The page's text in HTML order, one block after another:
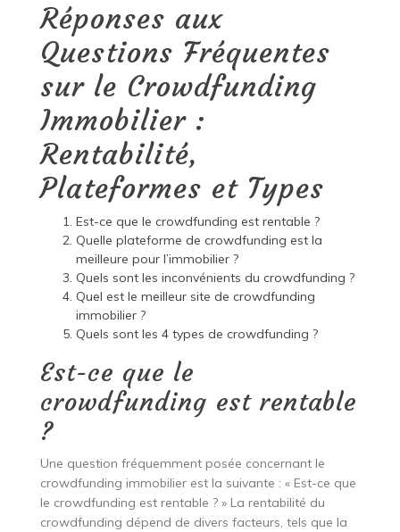
Réponses aux
Questions Fréquentes
sur le Crowdfunding
Immobilier :
Rentabilité,
Plateformes et Types
Est-ce que le crowdfunding est rentable ?
Quelle plateforme de crowdfunding est la
meilleure pour l’immobilier ?
Quels sont les inconvénients du crowdfunding ?
Quel est le meilleur site de crowdfunding
immobilier ?
Quels sont les 4 types de crowdfunding ?
Est-ce que le
crowdfunding est rentable
?
Une question fréquemment posée concernant le
crowdfunding immobilier est la suivante : « Est-ce que
le crowdfunding est rentable ? » La rentabilité du
crowdfunding dépend de divers facteurs, tels que la